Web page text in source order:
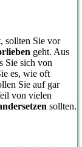
sollten Sie vor
geht. Aus
Sie sich von
es, wie oft
Sie auf gar
von vielen
sollten.